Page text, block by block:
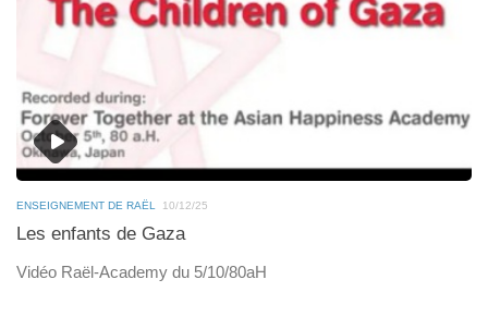
ENSEIGNEMENT DE RAËL 10/12/25
Les enfants de Gaza
Vidéo Raël-Academy du 5/10/80aH